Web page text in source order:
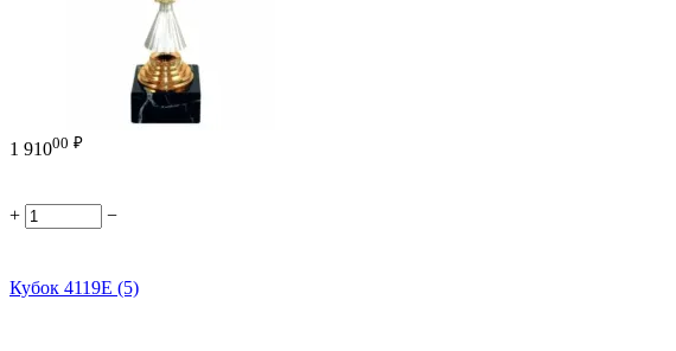
1 91000 ₽
+ −
Кубок 4119E (5)